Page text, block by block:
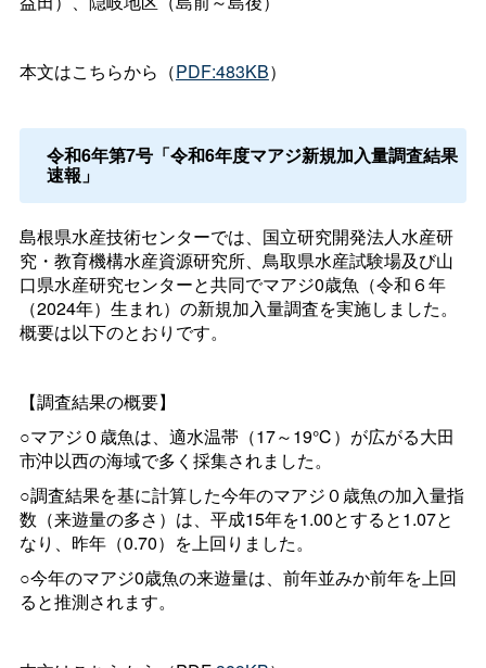
本文はこちらから（PDF:483KB）
令和6年第7号「令和6年度マアジ新規加入量調査結果
速報」
島根県水産技術センターでは、国立研究開発法人水産研
究・教育機構水産資源研究所、鳥取県水産試験場及び山
口県水産研究センターと共同でマアジ0歳魚（令和６年
（2024年）生まれ）の新規加入量調査を実施しました。
概要は以下のとおりです。
【調査結果の概要】
○マアジ０歳魚は、適水温帯（17～19℃）が広がる大田
市沖以西の海域で多く採集されました。
○調査結果を基に計算した今年のマアジ０歳魚の加入量指
数（来遊量の多さ）は、平成15年を1.00とすると1.07と
なり、昨年（0.70）を上回りました。
○今年のマアジ0歳魚の来遊量は、前年並みか前年を上回
ると推測されます。